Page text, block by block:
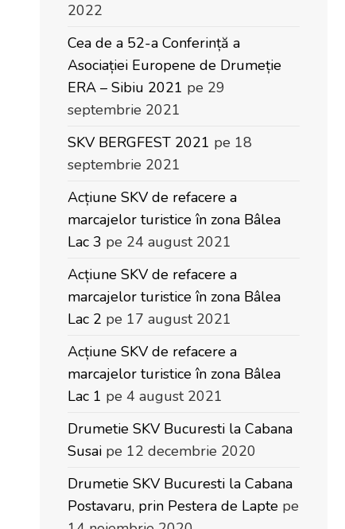
2022
Cea de a 52-a Conferință a
Asociației Europene de Drumeție
ERA – Sibiu 2021 pe 29
septembrie 2021
SKV BERGFEST 2021 pe 18
septembrie 2021
Acțiune SKV de refacere a
marcajelor turistice în zona Bâlea
Lac 3 pe 24 august 2021
Acțiune SKV de refacere a
marcajelor turistice în zona Bâlea
Lac 2 pe 17 august 2021
Acțiune SKV de refacere a
marcajelor turistice în zona Bâlea
Lac 1 pe 4 august 2021
Drumetie SKV Bucuresti la Cabana
Susai pe 12 decembrie 2020
Drumetie SKV Bucuresti la Cabana
Postavaru, prin Pestera de Lapte pe